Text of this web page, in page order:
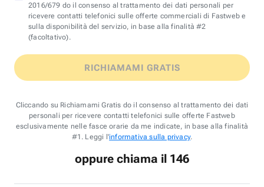
2016/679 do il consenso al trattamento dei dati personali per
ricevere contatti telefonici sulle offerte commerciali di Fastweb e
sulla disponibilità del servizio, in base alla finalità #2
(facoltativo).
RICHIAMAMI GRATIS
Cliccando su Richiamami Gratis do il consenso al trattamento dei dati
personali per ricevere contatti telefonici sulle offerte Fastweb
esclusivamente nelle fasce orarie da me indicate, in base alla finalità
#1. Leggi l'informativa sulla privacy.
oppure chiama il 146